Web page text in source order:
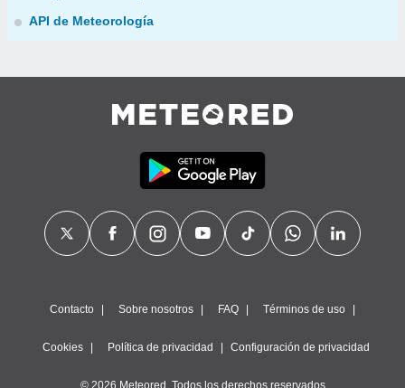
API de Meteorología
Contacto Sobre nosotros FAQ Términos de uso
Cookies Política de privacidad Configuración de privacidad
© 2026 Meteored. Todos los derechos reservados